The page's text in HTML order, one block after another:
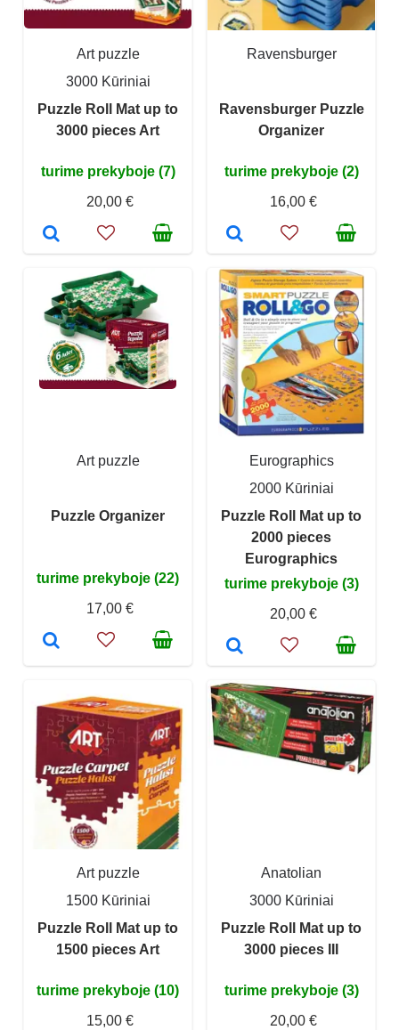
Art puzzle
3000 Kūriniai
Puzzle Roll Mat up to
3000 pieces Art
turime prekyboje (7)
20,00 €
Ravensburger
Ravensburger Puzzle
Organizer
turime prekyboje (2)
16,00 €
Art puzzle
Puzzle Organizer
turime prekyboje (22)
17,00 €
Eurographics
2000 Kūriniai
Puzzle Roll Mat up to
2000 pieces
Eurographics
turime prekyboje (3)
20,00 €
Art puzzle
1500 Kūriniai
Puzzle Roll Mat up to
1500 pieces Art
turime prekyboje (10)
15,00 €
Anatolian
3000 Kūriniai
Puzzle Roll Mat up to
3000 pieces III
turime prekyboje (3)
20,00 €